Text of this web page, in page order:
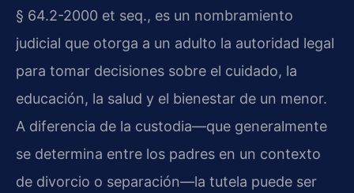
§ 64.2-2000 et seq., es un nombramiento
judicial que otorga a un adulto la autoridad legal
para tomar decisiones sobre el cuidado, la
educación, la salud y el bienestar de un menor.
A diferencia de la custodia—que generalmente
se determina entre los padres en un contexto
de divorcio o separación—la tutela puede ser